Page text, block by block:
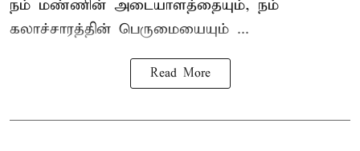
நம் மண்ணின் அடையாளத்தையும், நம்
கலாச்சாரத்தின் பெருமையையும் ...
Read More